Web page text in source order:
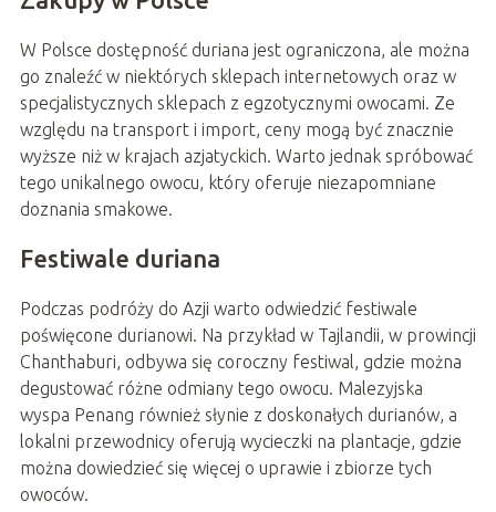
W Polsce dostępność duriana jest ograniczona, ale można
go znaleźć w niektórych sklepach internetowych oraz w
specjalistycznych sklepach z egzotycznymi owocami. Ze
względu na transport i import, ceny mogą być znacznie
wyższe niż w krajach azjatyckich. Warto jednak spróbować
tego unikalnego owocu, który oferuje niezapomniane
doznania smakowe.
Festiwale duriana
Podczas podróży do Azji warto odwiedzić festiwale
poświęcone durianowi. Na przykład w Tajlandii, w prowincji
Chanthaburi, odbywa się coroczny festiwal, gdzie można
degustować różne odmiany tego owocu. Malezyjska
wyspa Penang również słynie z doskonałych durianów, a
lokalni przewodnicy oferują wycieczki na plantacje, gdzie
można dowiedzieć się więcej o uprawie i zbiorze tych
owoców.